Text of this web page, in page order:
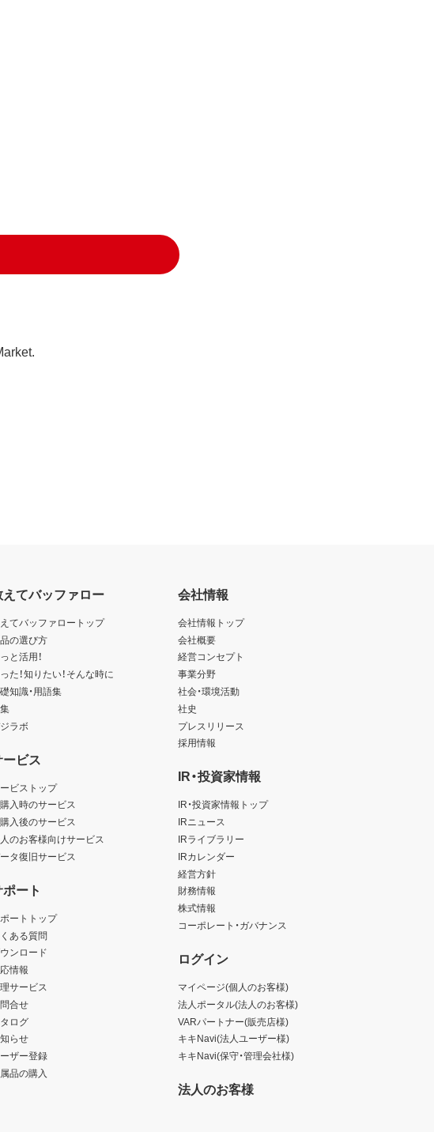
えてバッファロー
てバッファロートップ
の選び方
と活用！
た！知りたい！そんな時に
知識・用語集
ラボ
ビス
ビストップ
入時のサービス
入後のサービス
のお客様向けサービス
タ復旧サービス
ート
ートトップ
ある質問
ンロード
情報
サービス
合せ
ログ
らせ
ザー登録
品の購入
会社情報
会社情報トップ
会社概要
経営コンセプト
事業分野
社会・環境活動
社史
プレスリリース
採用情報
IR・投資家情報
IR・投資家情報トップ
IRニュース
IRライブラリー
IRカレンダー
経営方針
財務情報
株式情報
コーポレート・ガバナンス
ログイン
マイページ(個人のお客様)
法人ポータル(法人のお客様)
VARパートナー(販売店様)
キキNavi(法人ユーザー様)
キキNavi(保守・管理会社様)
法人のお客様